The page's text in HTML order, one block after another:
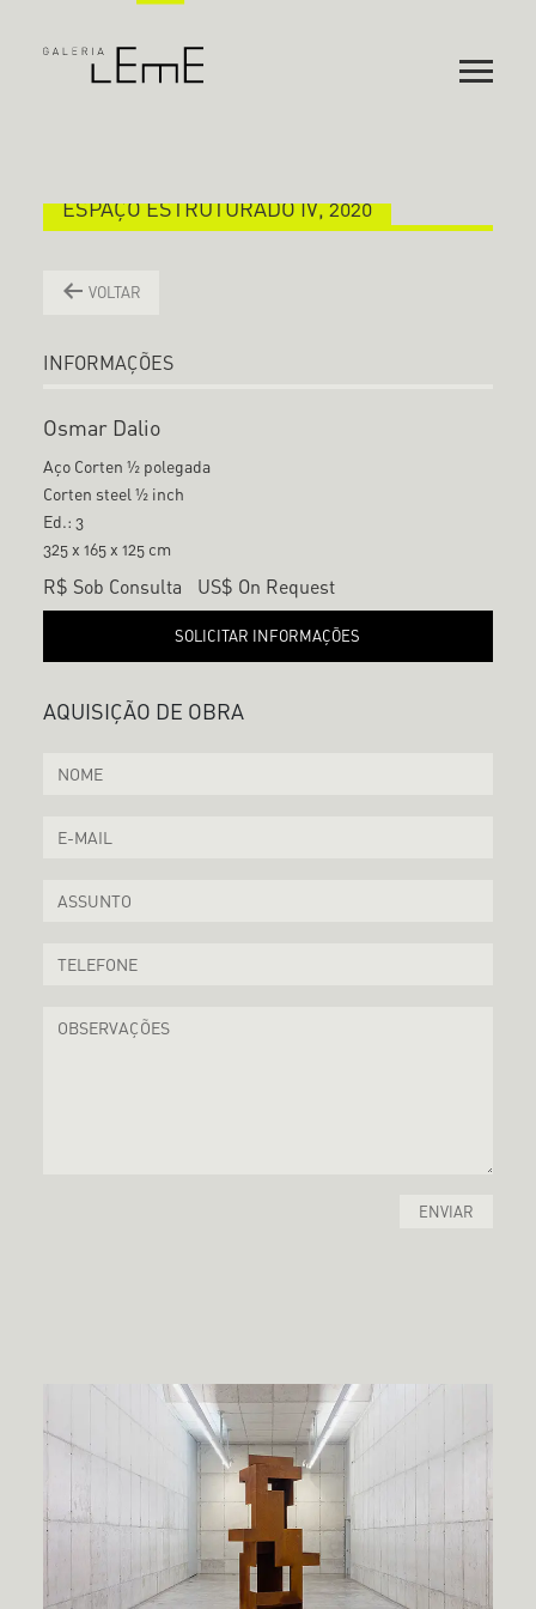
ESPAÇO ESTRUTURADO IV, 2020
VOLTAR
INFORMAÇÕES
Osmar Dalio
Aço Corten ½ polegada
Corten steel ½ inch
Ed.: 3
325 x 165 x 125 cm
R$ Sob Consulta US$ On Request
SOLICITAR INFORMAÇÕES
AQUISIÇÃO DE OBRA